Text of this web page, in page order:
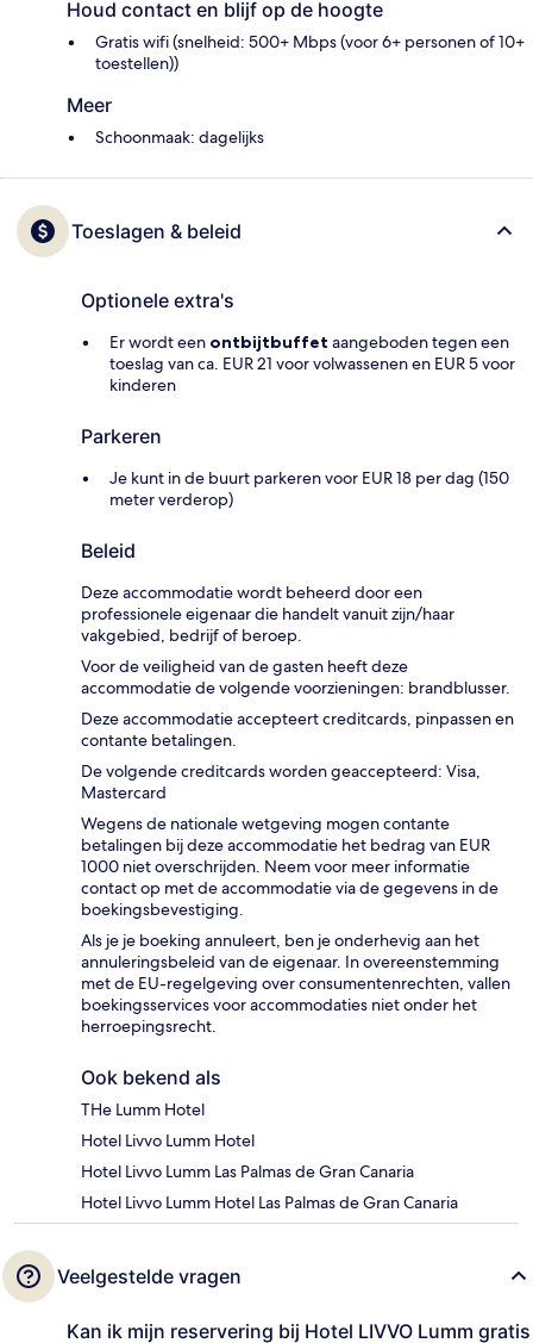
Houd contact en blijf op de hoogte
Gratis wifi (snelheid: 500+ Mbps (voor 6+ personen of 10+
toestellen))
Meer
Schoonmaak: dagelijks
Toeslagen & beleid
Optionele extra's
Er wordt een ontbijtbuffet aangeboden tegen een
toeslag van ca. EUR 21 voor volwassenen en EUR 5 voor
kinderen
Parkeren
Je kunt in de buurt parkeren voor EUR 18 per dag (150
meter verderop)
Beleid
Deze accommodatie wordt beheerd door een
professionele eigenaar die handelt vanuit zijn/haar
vakgebied, bedrijf of beroep.
Voor de veiligheid van de gasten heeft deze
accommodatie de volgende voorzieningen: brandblusser.
Deze accommodatie accepteert creditcards, pinpassen en
contante betalingen.
De volgende creditcards worden geaccepteerd: Visa,
Mastercard
Wegens de nationale wetgeving mogen contante
betalingen bij deze accommodatie het bedrag van EUR
1000 niet overschrijden. Neem voor meer informatie
contact op met de accommodatie via de gegevens in de
boekingsbevestiging.
Als je je boeking annuleert, ben je onderhevig aan het
annuleringsbeleid van de eigenaar. In overeenstemming
met de EU-regelgeving over consumentenrechten, vallen
boekingsservices voor accommodaties niet onder het
herroepingsrecht.
Ook bekend als
THe Lumm Hotel
Hotel Livvo Lumm Hotel
Hotel Livvo Lumm Las Palmas de Gran Canaria
Hotel Livvo Lumm Hotel Las Palmas de Gran Canaria
Veelgestelde vragen
Kan ik mijn reservering bij Hotel LIVVO Lumm gratis